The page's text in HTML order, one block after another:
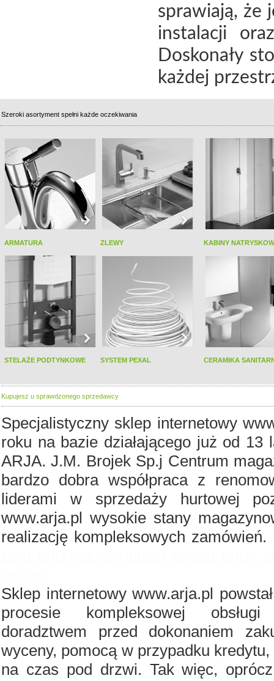
sprawiają, że
instalacji
Doskonały
każdej
Szeroki asortyment spełni każde oczekiwania
ARMATURA ZLEWY KABINY
STELAŻE PODTYNKOWE SYSTEM PEXAL CERAMIKA
Kupujesz u sprawdzonego sprzedawcy
Specjalistyczny sklep internetowy
roku na bazie działającego już od 13
ARJA. J.M. Brojek Sp.j Centrum
bardzo dobra współpraca z
liderami w sprzedaży hurtowej
www.arja.pl wysokie stany
realizację kompleksowych zamówień.
Sklep internetowy www.arja.pl
procesie kompleksowej
doradztwem przed dokonaniem
wyceny, pomocą w przypadku
na czas pod drzwi. Tak więc, oprócz